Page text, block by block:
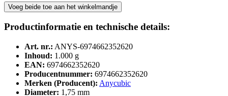
Voeg beide toe aan het winkelmandje
Productinformatie en technische details:
Art. nr.: ANYS-6974662352620
Inhoud: 1.000 g
EAN: 6974662352620
Producentnummer: 6974662352620
Merken (Producent): Anycubic
Diameter: 1,75 mm